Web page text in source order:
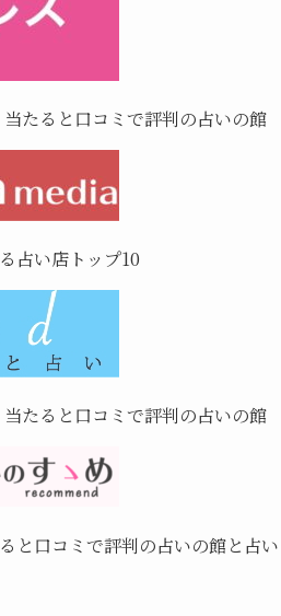
たると口コミで評判の占いの館
占い店トップ10
たると口コミで評判の占いの館
と口コミで評判の占いの館と占い